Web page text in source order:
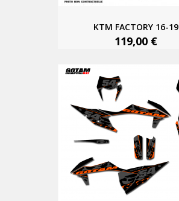
KTM FACTORY 16-19
119,00 €